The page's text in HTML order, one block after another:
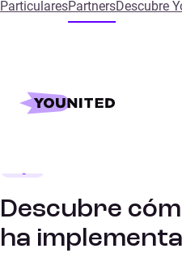
ParticularesPartnersDescubre
Inicio
References
Descubre cómo Tediber ha
Descubre
ha